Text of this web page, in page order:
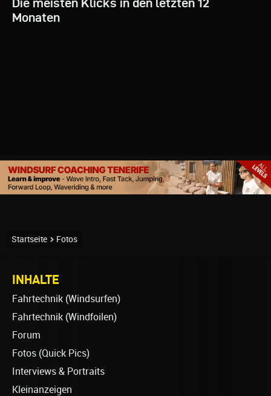
Die meisten Klicks in den letzten 12
Monaten
Startseite Fotos
INHALTE
Fahrtechnik (Windsurfen)
Fahrtechnik (Windfoilen)
Forum
Fotos (Quick Pics)
Interviews & Portraits
Kleinanzeigen